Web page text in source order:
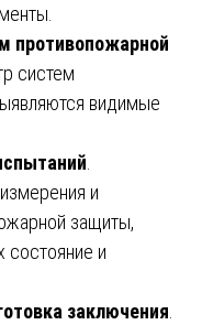
противопожарной
систем
видимые
.
и
защиты,
состояние и
заключения.